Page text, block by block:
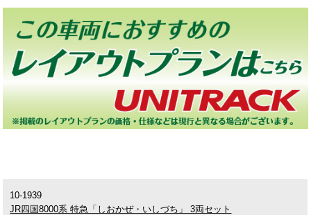
10-1939
JR四国8000系 特急「しおかぜ・いしづち」 3両セット